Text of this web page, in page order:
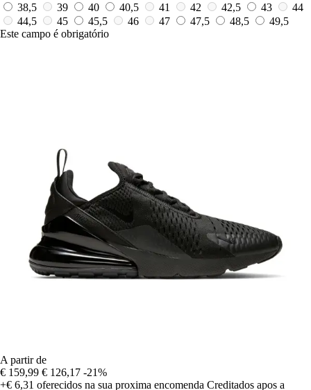
38,5
39 40 40,5 41 42 42,5 43
44
44,5
45 45,5 46 47 47,5 48,5
49,5
Este campo é obrigatório
A partir de
€ 159,99 € 126,17 -21%
+€ 6,31 oferecidos na sua proxima encomenda Creditados apos a